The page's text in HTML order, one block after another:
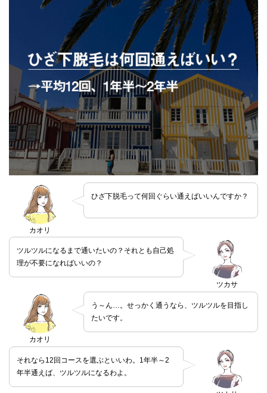
カオリ
ひざ下脱毛って何回ぐらい通えばいいんですか？
ツカサ
ツルツルになるまで通いたいの？それとも自己処
理が不要になればいいの？
カオリ
う～ん…。せっかく通うなら、ツルツルを目指し
たいです。
それなら12回コースを選ぶといいわ。1年半～2
年半通えば、ツルツルになるわよ。